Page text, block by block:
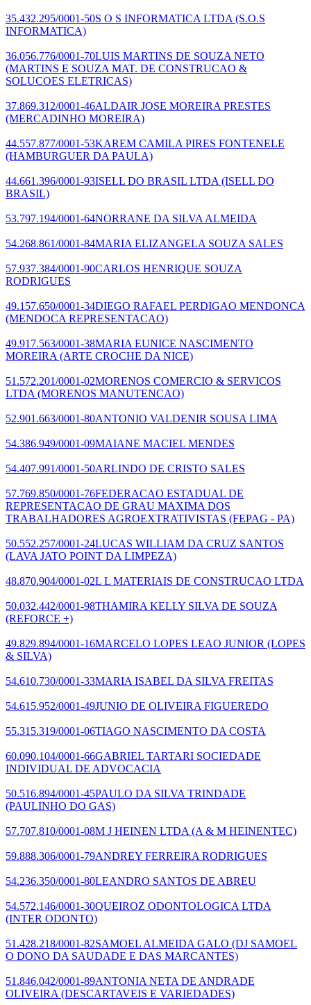
35.432.295/0001-50S O S INFORMATICA LTDA (S.O.S
INFORMATICA)
36.056.776/0001-70LUIS MARTINS DE SOUZA NETO
(MARTINS E SOUZA MAT. DE CONSTRUCAO &
SOLUCOES ELETRICAS)
37.869.312/0001-46ALDAIR JOSE MOREIRA PRESTES
(MERCADINHO MOREIRA)
44.557.877/0001-53KAREM CAMILA PIRES FONTENELE
(HAMBURGUER DA PAULA)
44.661.396/0001-93ISELL DO BRASIL LTDA (ISELL DO
BRASIL)
53.797.194/0001-64NORRANE DA SILVA ALMEIDA
54.268.861/0001-84MARIA ELIZANGELA SOUZA SALES
57.937.384/0001-90CARLOS HENRIQUE SOUZA
RODRIGUES
49.157.650/0001-34DIEGO RAFAEL PERDIGAO MENDONCA
(MENDOCA REPRESENTACAO)
49.917.563/0001-38MARIA EUNICE NASCIMENTO
MOREIRA (ARTE CROCHE DA NICE)
51.572.201/0001-02MORENOS COMERCIO & SERVICOS
LTDA (MORENOS MANUTENCAO)
52.901.663/0001-80ANTONIO VALDENIR SOUSA LIMA
54.386.949/0001-09MAIANE MACIEL MENDES
54.407.991/0001-50ARLINDO DE CRISTO SALES
57.769.850/0001-76FEDERACAO ESTADUAL DE
REPRESENTACAO DE GRAU MAXIMA DOS
TRABALHADORES AGROEXTRATIVISTAS (FEPAG - PA)
50.552.257/0001-24LUCAS WILLIAM DA CRUZ SANTOS
(LAVA JATO POINT DA LIMPEZA)
48.870.904/0001-02L L MATERIAIS DE CONSTRUCAO LTDA
50.032.442/0001-98THAMIRA KELLY SILVA DE SOUZA
(REFORCE +)
49.829.894/0001-16MARCELO LOPES LEAO JUNIOR (LOPES
& SILVA)
54.610.730/0001-33MARIA ISABEL DA SILVA FREITAS
54.615.952/0001-49JUNIO DE OLIVEIRA FIGUEREDO
55.315.319/0001-06TIAGO NASCIMENTO DA COSTA
60.090.104/0001-66GABRIEL TARTARI SOCIEDADE
INDIVIDUAL DE ADVOCACIA
50.516.894/0001-45PAULO DA SILVA TRINDADE
(PAULINHO DO GAS)
57.707.810/0001-08M J HEINEN LTDA (A & M HEINENTEC)
59.888.306/0001-79ANDREY FERREIRA RODRIGUES
54.236.350/0001-80LEANDRO SANTOS DE ABREU
54.572.146/0001-30QUEIROZ ODONTOLOGICA LTDA
(INTER ODONTO)
51.428.218/0001-82SAMOEL ALMEIDA GALO (DJ SAMOEL
O DONO DA SAUDADE E DAS MARCANTES)
51.846.042/0001-89ANTONIA NETA DE ANDRADE
OLIVEIRA (DESCARTAVEIS E VARIEDADES)